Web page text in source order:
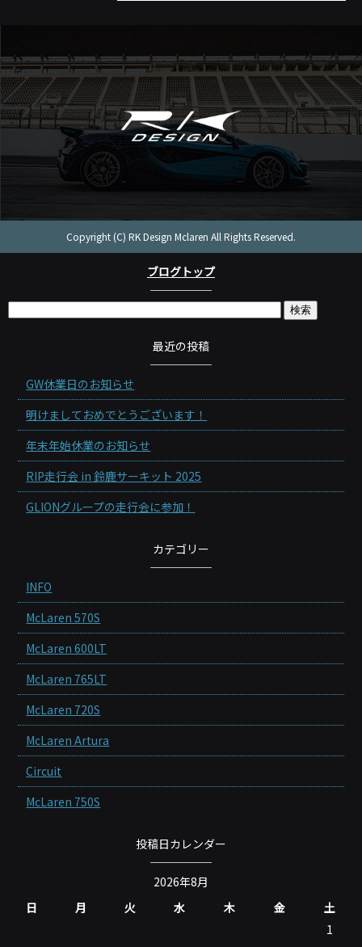
Copyright (C) RK Design Mclaren All Rights Reserved.
ブログトップ
最近の投稿
GW休業日のお知らせ
明けましておめでとうございます！
年末年始休業のお知らせ
RIP走行会 in 鈴鹿サーキット 2025
GLIONグループの走行会に参加！
カテゴリー
INFO
McLaren 570S
McLaren 600LT
McLaren 765LT
McLaren 720S
McLaren Artura
Circuit
McLaren 750S
投稿日カレンダー
2026年8月
日
月 火 水 木 金
土
1